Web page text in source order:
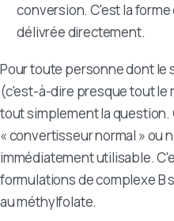
conversion. C'est la
délivrée directement.
Pour toute personne dont le
(c'est-à-dire presque tout le
tout simplement la question.
« convertisseur normal » ou
immédiatement utilisable.
formulations de complexe B
au méthylfolate.